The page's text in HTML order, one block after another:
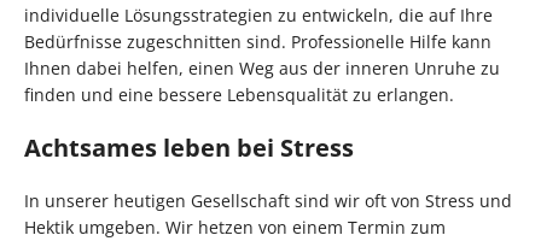
individuelle Lösungsstrategien zu entwickeln, die auf Ihre
Bedürfnisse zugeschnitten sind. Professionelle Hilfe kann
Ihnen dabei helfen, einen Weg aus der inneren Unruhe zu
finden und eine bessere Lebensqualität zu erlangen.
Achtsames leben bei Stress
In unserer heutigen Gesellschaft sind wir oft von Stress und
Hektik umgeben. Wir hetzen von einem Termin zum